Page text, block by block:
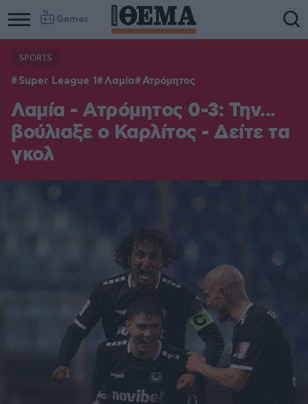
Games
Column
1
Column
2
SPORTS
Super League 1 Λαμία Ατρόμητος
Λαμία - Ατρόμητος 0-3: Την...
βούλιαξε ο Καρλίτος - Δείτε τα
γκολ